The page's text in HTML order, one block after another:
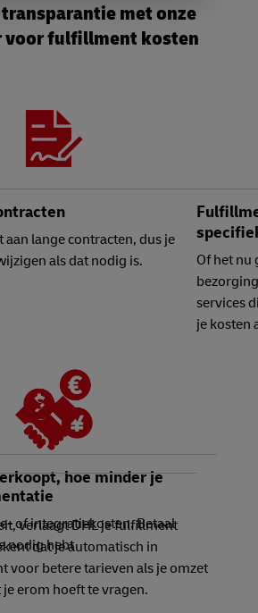
met onze
voor fulfillment kosten
aan lange contracten, dus je
als dat nodig is.
Of het
services
je kosten
of integratiekosten. Betaal
nodig hebt
hoe minder je
verlaagt DHL je fulfillment
dat je automatisch in
voor betere tarieven als je omzet
erom hoeft te vragen.